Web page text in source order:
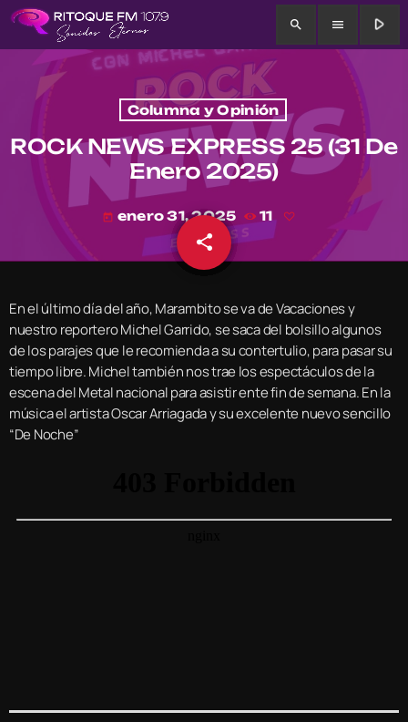
search menu play_arrow
Columna y Opinión
ROCK NEWS EXPRESS 25 (31 De
Enero 2025)
today enero 31, 2025 11
share
email
En el último día del año, Marambito se va de Vacaciones y
nuestro reportero Michel Garrido, se saca del bolsillo algunos
de los parajes que le recomienda a su contertulio, para pasar su
tiempo libre. Michel también nos trae los espectáculos de la
escena del Metal nacional para asistir ente fin de semana. En la
música el artista Oscar Arriagada y su excelente nuevo sencillo
“De Noche”